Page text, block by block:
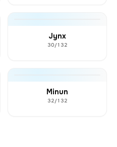
Jynx
30/132
Minun
32/132